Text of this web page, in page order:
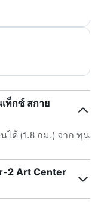
เท็กซ์ สกาย
ได้ (1.8 กม.) จาก ทุน
2 Art Center